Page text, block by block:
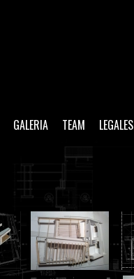
GALERIA TEAM LEGALES